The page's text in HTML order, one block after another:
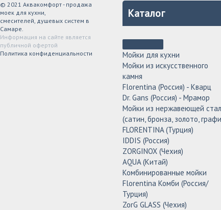
© 2021 Аквакомфорт - продажа
моек для кухни,
смесителей, душевых систем в
Самаре.
Информация на сайте является
публичной офертой
Политика конфиденциальности
Каталог
Мойки для кухни
Мойки из искусственного
камня
Florentina (Россия) - Кварц
Dr. Gans (Россия) - Мрамор
Мойки из нержавеющей
(сатин, бронза, золото,
FLORENTINA (Турция)
IDDIS (Россия)
ZORGINOX (Чехия)
AQUA (Китай)
Комбинированные мойки
Florentina Комби (Россия/
Турция)
ZorG GLASS (Чехия)